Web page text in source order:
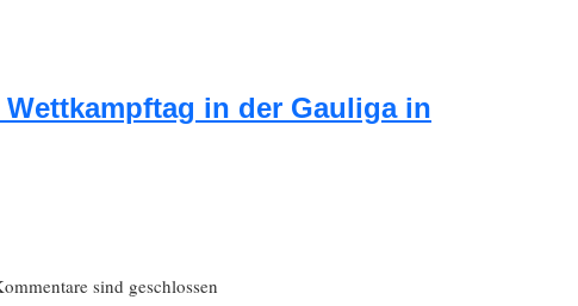
in der Gauliga in
sind geschlossen